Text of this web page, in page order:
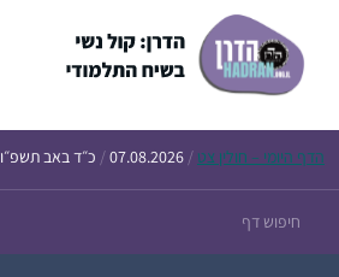
הדף היומי – חולין צט /
07.08.2026
/ כ״ד באב תשפ״ו